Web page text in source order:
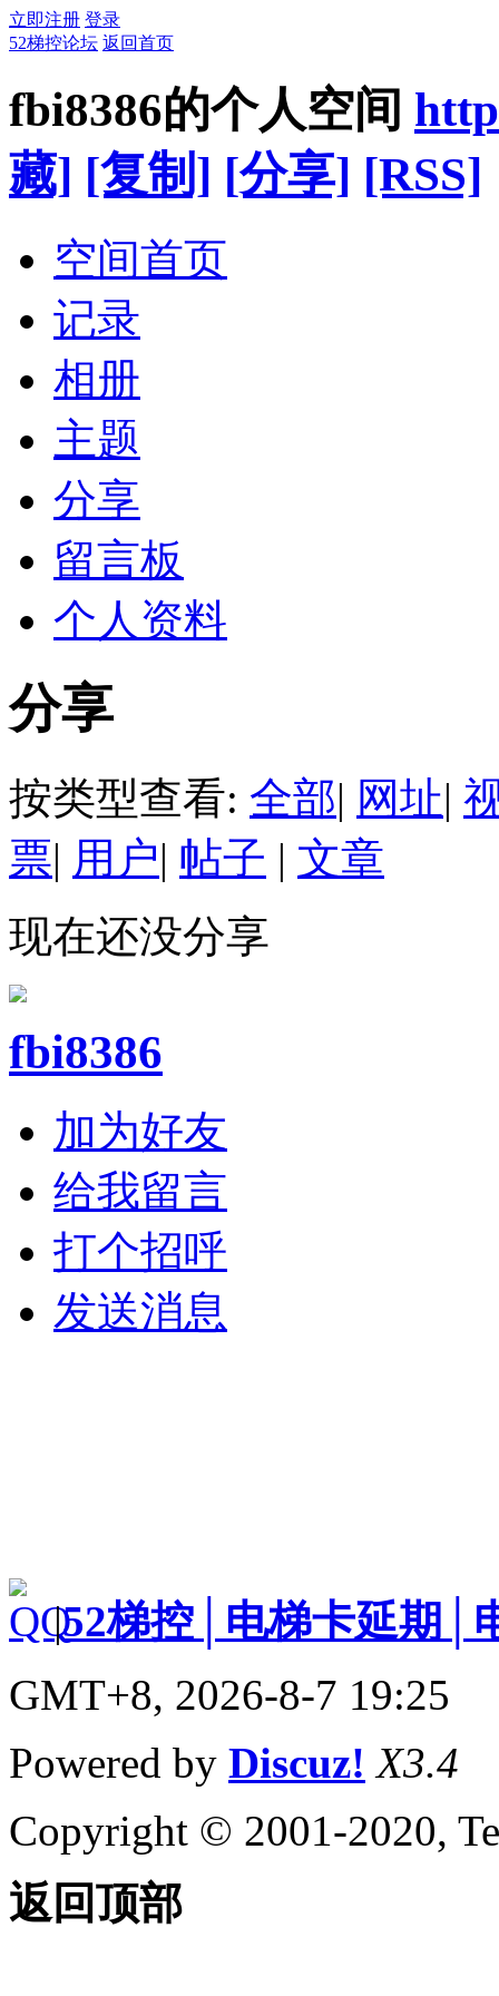
立即注册 登录
52梯控论坛 返回首页
fbi8386的个人空间
藏] [复制] [分享] [RSS]
空间首页
记录
相册
主题
分享
留言板
个人资料
分享
按类型查看: 全部| 网址|
票| 用户| 帖子 | 文章
现在还没分享
fbi8386
加为好友
给我留言
打个招呼
发送消息
|52梯控│电梯卡延期│
GMT+8, 2026-8-7 19:25
Powered by Discuz! X3.4
Copyright © 2001-2020,
返回顶部